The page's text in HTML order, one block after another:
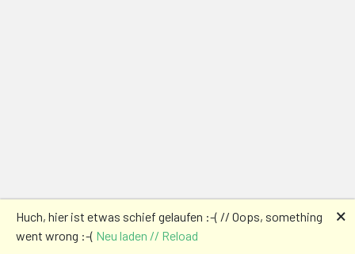
Huch, hier ist etwas schief gelaufen :-( // Oops, something
went wrong :-( Neu laden // Reload
🗙